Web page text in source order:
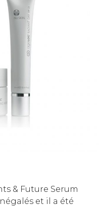
& Future Serum
et il a été